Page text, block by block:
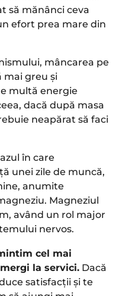
să mănânci ceva
efort prea mare din
mâncarea pe
mai greu și
multă energie
dacă după masa
neapărat să faci
în care
unei zile de muncă,
anumite
Magneziul
având un rol major
nervos.
cel mai
la servici. Dacă
satisfacții și te